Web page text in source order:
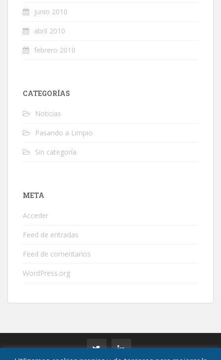
junio 2010
abril 2010
febrero 2010
CATEGORÍAS
Noticias
Pasando a Limpio
Sin categoría
META
Acceder
Feed de entradas
Feed de comentarios
WordPress.org